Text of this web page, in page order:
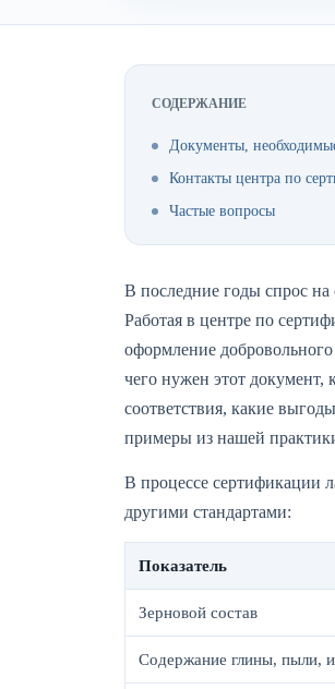
СОДЕРЖАНИЕ
Документы,
Контакты центра по
Частые вопросы
В последние годы спрос
Работая в центре по
оформление
чего нужен этот документ,
соответствия, какие
примеры из нашей
В процессе сертификации
другими стандартами:
Показатель
Зерновой состав
Содержание глины, пыли,